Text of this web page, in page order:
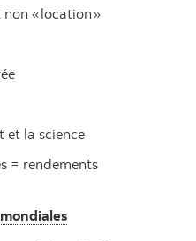
« location »
et la science
= rendements